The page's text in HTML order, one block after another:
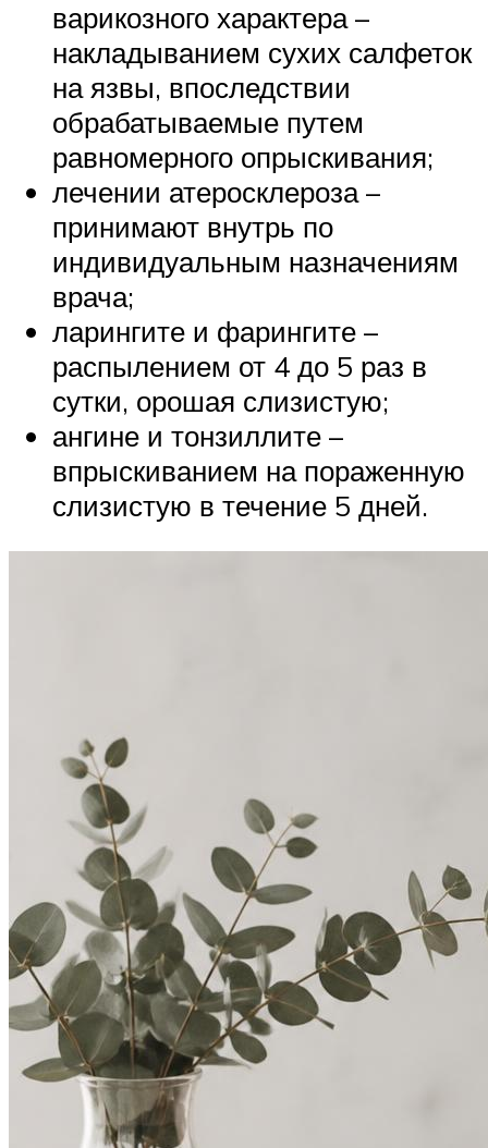
варикозного характера –
накладыванием сухих салфеток
на язвы, впоследствии
обрабатываемые путем
равномерного опрыскивания;
лечении атеросклероза –
принимают внутрь по
индивидуальным назначениям
врача;
ларингите и фарингите –
распылением от 4 до 5 раз в
сутки, орошая слизистую;
ангине и тонзиллите –
впрыскиванием на пораженную
слизистую в течение 5 дней.